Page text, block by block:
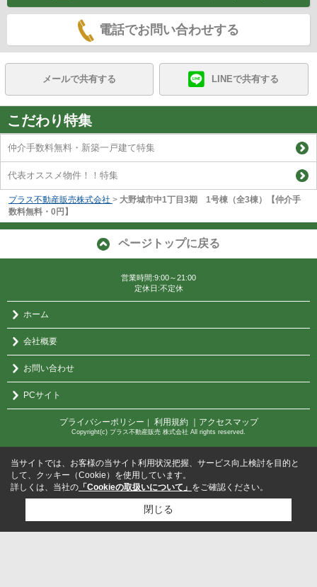
電話でお問い合わせする
メールで共有する LINEで共有する
こだわり特集
仲介手数料無料・新築一戸建て特集
代表オススメ物件！！特集
プラス不動産販売株式会社 > 大野城市中1丁目3期 1号棟（全3棟）【仲介手
数料無料・0円】
ページトップに戻る
営業時間:9:00～21:00
定休日:不定休
ホーム
会社概要
お問い合わせ
PCサイト
プライバシーポリシー ｜ 利用規約 ｜アクセスマップ
Copyright(c) プラス不動産販売 株式会社 All rights reserved.
当サイトでは、お客様の当サイト利用状況把握、サービス向上検討を目的と
して、クッキー（Cookie）を使用しています。
詳しくは、当社の 「Cookieの取扱いについて」 をご確認ください。
閉じる